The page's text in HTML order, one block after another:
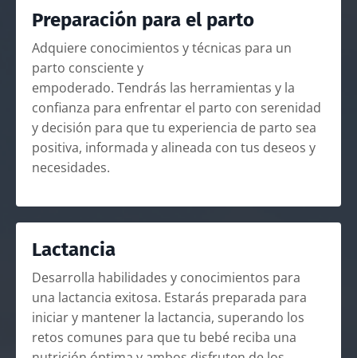
Preparación para el parto
Adquiere conocimientos y técnicas para un
parto consciente y
empoderado. Tendrás las herramientas y la
confianza para enfrentar el parto con serenidad
y decisión para que tu experiencia de parto sea
positiva, informada y alineada con tus deseos y
necesidades.
Lactancia
Desarrolla habilidades y conocimientos para
una lactancia exitosa. Estarás preparada para
iniciar y mantener la lactancia, superando los
retos comunes para que tu bebé reciba una